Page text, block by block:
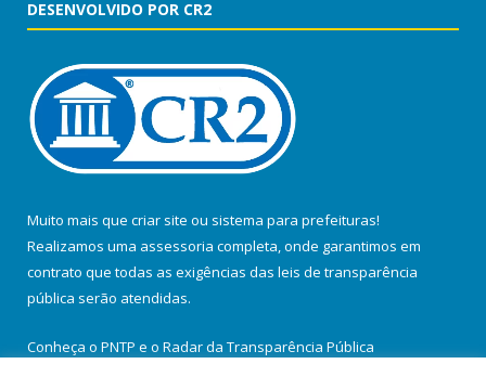
DESENVOLVIDO POR CR2
Muito mais que criar site ou sistema para prefeituras!
Realizamos uma assessoria completa, onde garantimos em
contrato que todas as exigências das leis de transparência
pública serão atendidas.
Conheça o PNTP e o Radar da Transparência Pública